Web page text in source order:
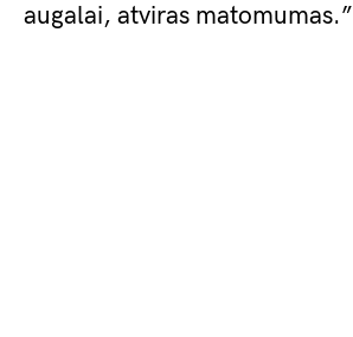
augalai, atviras matomumas.”